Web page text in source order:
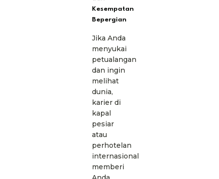
Kesempatan
Bepergian
Jika Anda
menyukai
petualangan
dan ingin
melihat
dunia,
karier di
kapal
pesiar
atau
perhotelan
internasional
memberi